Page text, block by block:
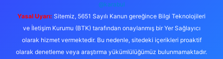
@karabul
Yasal Uyarı: Sitemiz, 5651 Sayılı Kanun gereğince Bilgi Teknolojileri
ve İletişim Kurumu (BTK) tarafından onaylanmış bir Yer Sağlayıcı
olarak hizmet vermektedir. Bu nedenle, sitedeki içerikleri proaktif
olarak denetleme veya araştırma yükümlülüğümüz bulunmamaktadır.